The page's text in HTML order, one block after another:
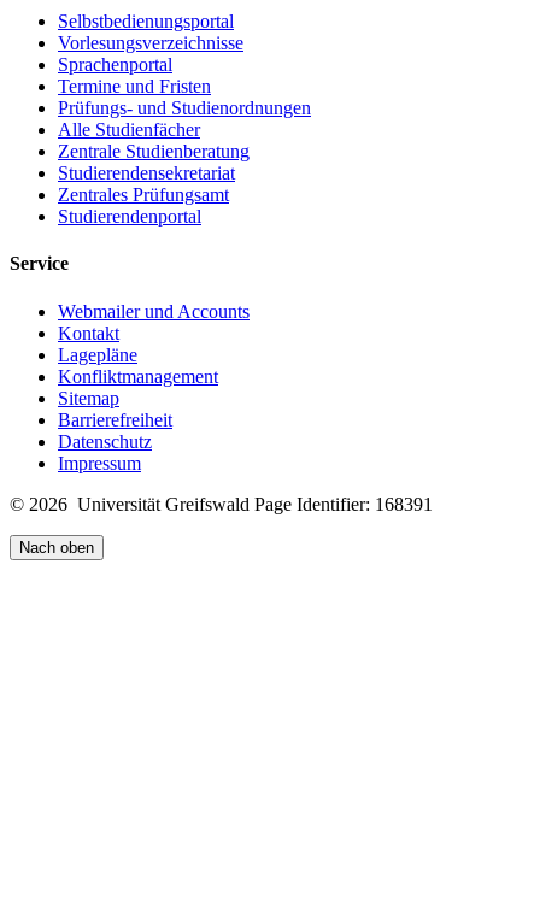
Selbstbedienungsportal
Vorlesungsverzeichnisse
Sprachenportal
Termine und Fristen
Prüfungs- und Studienordnungen
Alle Studienfächer
Zentrale Studienberatung
Studierendensekretariat
Zentrales Prüfungsamt
Studierendenportal
Service
Webmailer und Accounts
Kontakt
Lagepläne
Konfliktmanagement
Sitemap
Barrierefreiheit
Datenschutz
Impressum
© 2026 Universität Greifswald Page Identifier: 168391
Nach oben